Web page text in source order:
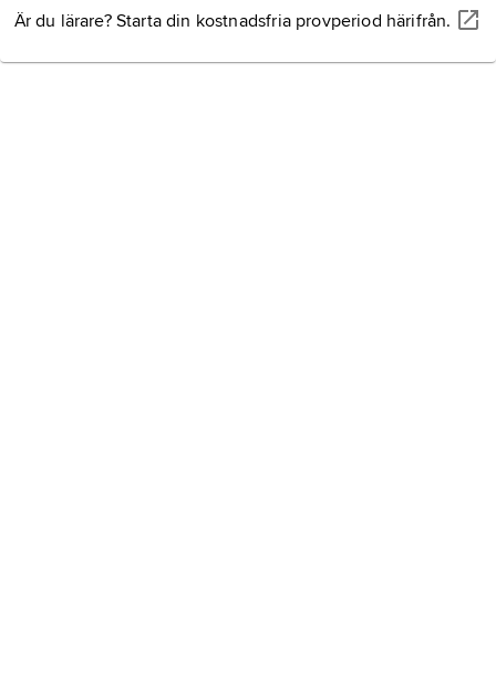
Är du lärare? Starta din kostnadsfria provperiod härifrån.